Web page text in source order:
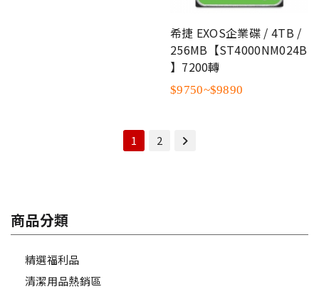
商品分類
精選福利品
清潔用品熱銷區
希捷 EXOS企業碟 / 4TB /
256MB【ST4000NM024B
】7200轉
$9750~$9890
1 2